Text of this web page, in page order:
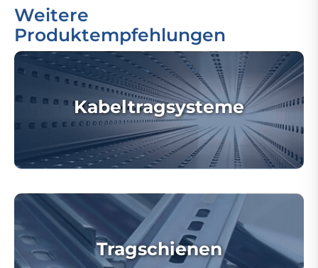
Weitere
Produktempfehlungen
Kabeltragsysteme
Tragschienen